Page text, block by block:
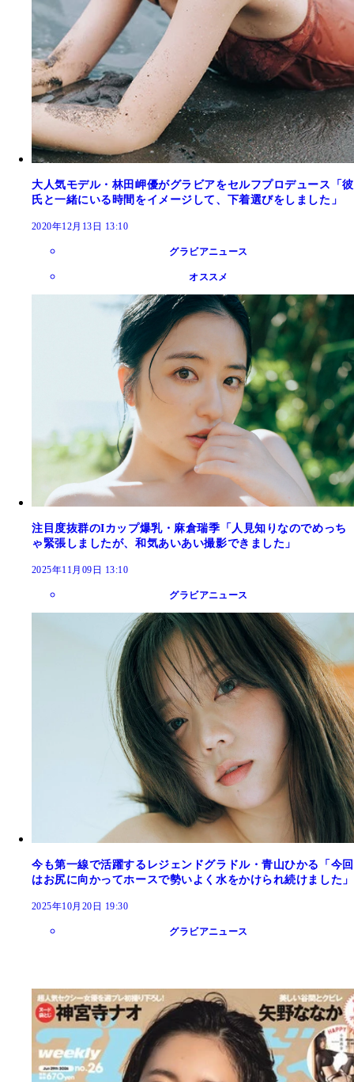
大人気モデル・林田岬優がグラビアをセルフプロデュース「彼
氏と一緒にいる時間をイメージして、下着選びをしました」
2020年12月13日 13:10
グラビアニュース
オススメ
注目度抜群のIカップ爆乳・麻倉瑞季「人見知りなのでめっち
ゃ緊張しましたが、和気あいあい撮影できました」
2025年11月09日 13:10
グラビアニュース
今も第一線で活躍するレジェンドグラドル・青山ひかる「今回
はお尻に向かってホースで勢いよく水をかけられ続けました」
2025年10月20日 19:30
グラビアニュース